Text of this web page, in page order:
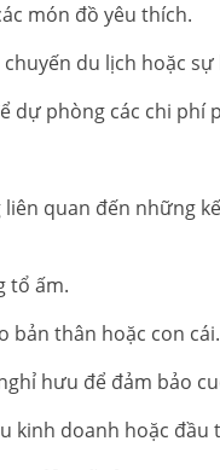
món đồ yêu thích.
du lịch hoặc sự
dự phòng các chi
quan đến những
tổ ấm.
bản thân hoặc con cái.
hưu để đảm bảo
kinh doanh hoặc đầu